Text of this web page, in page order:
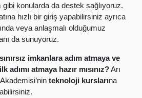
gibi konularda da destek sağlıyoruz.
hızlı bir giriş yapabilirsiniz ayrıca
veya anlaşmalı olduğumuz
da sunuyoruz.
imkanlara adım atmaya ve
atmaya hazır mısınız?Arı
teknoloji kurslarına